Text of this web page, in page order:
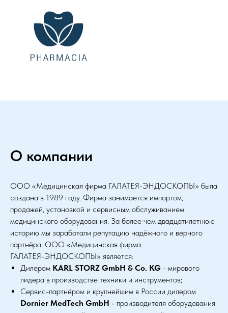
О компании
ООО «Медицинская фирма ГАЛАТЕЯ-ЭНДОСКОПЫ» была
создана в 1989 году. Фирма занимается импортом,
продажей, установкой и сервисным обслуживанием
медицинского оборудования. За более чем двадцатилетнюю
историю мы заработали репутацию надёжного и верного
партнёра. ООО «Медицинская фирма
ГАЛАТЕЯ-ЭНДОСКОПЫ» является:
Дилером KARL STORZ GmbH & Co. KG - мирового
лидера в производстве техники и инструментов;
Сервис-партнёром и крупнейшим в России дилером
Dornier MedTech GmbH - производителя оборудования